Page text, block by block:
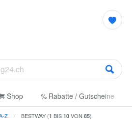
Shop % Rabatte / Gutscheine
Z BESTWAY (1 BIS 10 VON 85)